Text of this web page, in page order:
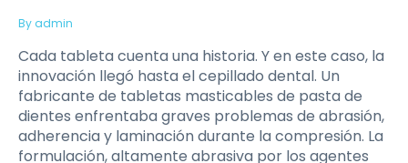
By admin
Cada tableta cuenta una historia. Y en este caso, la
innovación llegó hasta el cepillado dental. Un
fabricante de tabletas masticables de pasta de
dientes enfrentaba graves problemas de abrasión,
adherencia y laminación durante la compresión. La
formulación, altamente abrasiva por los agentes